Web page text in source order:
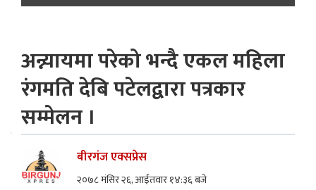
अन्न्यायमा परेको भन्दै एकल महिला
रंगमति देबि पटेलद्वारा पत्रकार
सम्मेलन ।
बीरगंज एक्सप्रेस
२०७८ मंसिर २६, आईतवार १४:३६ बजे